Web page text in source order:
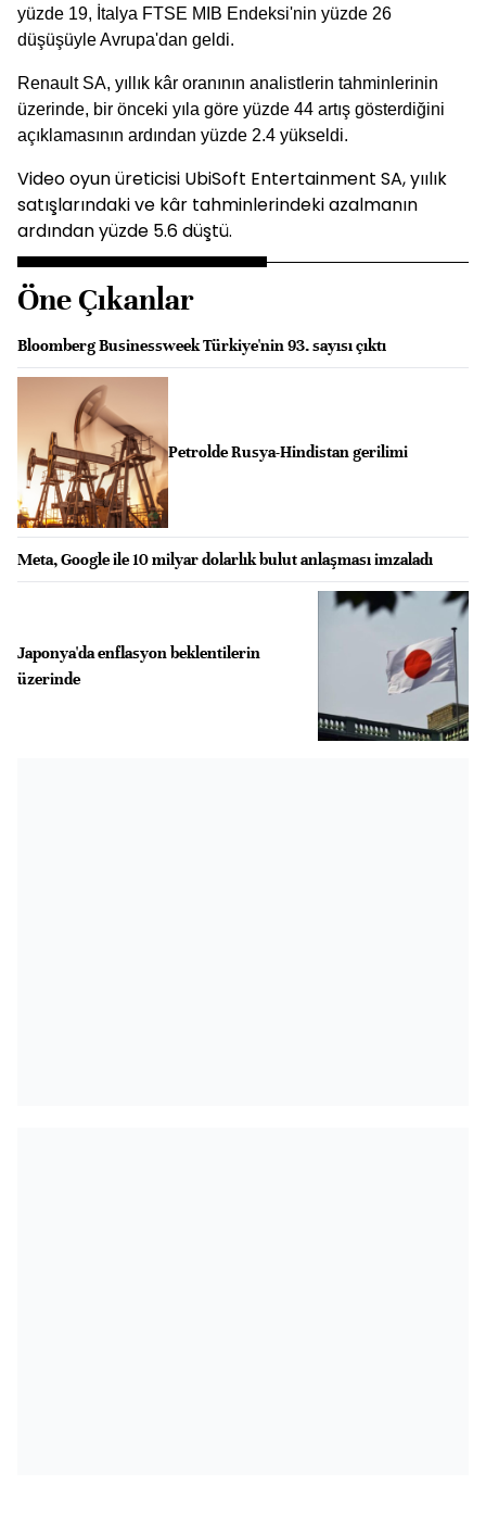
yüzde 19, İtalya FTSE MIB Endeksi'nin yüzde 26
düşüşüyle Avrupa'dan geldi.
Renault SA, yıllık kâr oranının analistlerin tahminlerinin
üzerinde, bir önceki yıla göre yüzde 44 artış gösterdiğini
açıklamasının ardından yüzde 2.4 yükseldi.
Video oyun üreticisi UbiSoft Entertainment SA, yıılık
satışlarındaki ve kâr tahminlerindeki azalmanın
ardından yüzde 5.6 düştü.
Öne Çıkanlar
Bloomberg Businessweek Türkiye'nin 93. sayısı çıktı
Petrolde Rusya-Hindistan gerilimi
Meta, Google ile 10 milyar dolarlık bulut anlaşması imzaladı
Japonya'da enflasyon beklentilerin
üzerinde